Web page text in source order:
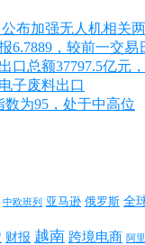
布加强无人机相关
6.7889，较前一交易
口总额37797.5亿元
子废料出口
数为95，处于中高位
中欧班列 亚马逊 俄罗斯 全
财报 越南 跨境电商 阿